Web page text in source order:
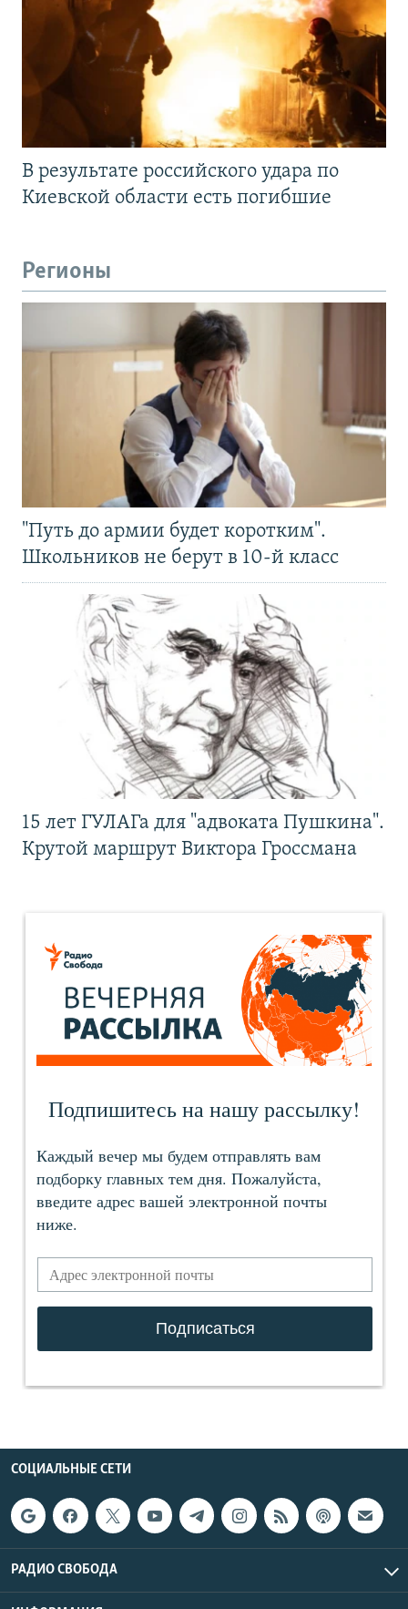
В результате российского удара по
Киевской области есть погибшие
Регионы
"Путь до армии будет коротким".
Школьников не берут в 10-й класс
15 лет ГУЛАГа для "адвоката Пушкина".
Крутой маршрут Виктора Гроссмана
СОЦИАЛЬНЫЕ СЕТИ
РАДИО СВОБОДА